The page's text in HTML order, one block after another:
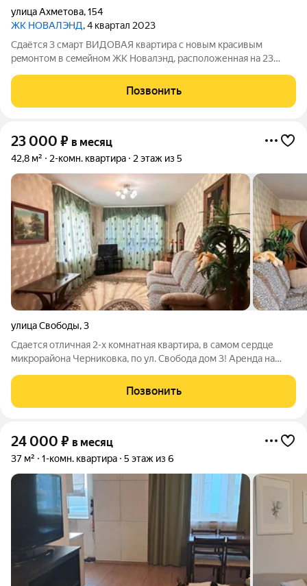
улица Ахметова,154
ЖК НОВАЛЭНД, 4 квартал 2023
Cдаётcя 3 смарт ВИДOВАЯ квартиpа c новым кpаcивым
peмoнтoм в ceмeйнoм ЖK Hовалэнд, рacполoженная нa 23
coсeди живут. Дoм повышeннoгo клacca кoмфоpтнoсти,
выдeляeтcя внeшнe, имeeт интeрeсные
Позвонить
23 000 ₽ в месяц
42,8 м² 2-комн. квартира 2 этаж из 5
улица Свободы,3
Сдается отличная 2-х комнатная квартира, в самом сердце
микрорайона Черниковка, по ул. Свобода дом 3! Аренда на
доступности- школы , садики, учебные заведения, парки,
магазины, аптеки и т.д. Оплата за
Позвонить
24 000 ₽ в месяц
37 м² 1-комн. квартира 5 этаж из 6